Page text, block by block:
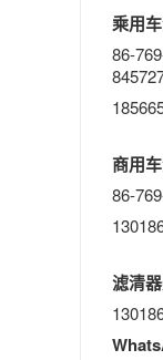
乘用
86-
商用
86-
滤清器